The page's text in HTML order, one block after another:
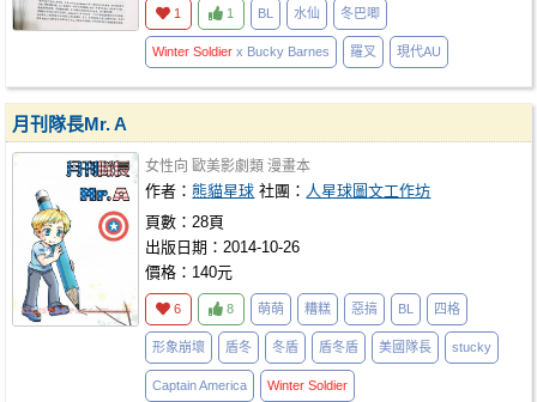
1 1 BL 水仙 冬巴唧
Winter Soldier x Bucky Barnes 羅叉 現代AU
月刊隊長Mr. A
女性向 歐美影劇類 漫畫本
作者：熊貓星球 社團： 人星球圖文工作坊
頁數：28頁
出版日期：2014-10-26
價格：140元
6 8 萌萌 糟糕 惡搞 BL 四格
形象崩壞 盾冬 冬盾 盾冬盾 美國隊長 stucky
Captain America Winter Soldier